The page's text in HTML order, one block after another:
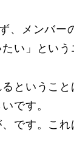
、メンバー
たい」とい
というこ
です。
、です。これ